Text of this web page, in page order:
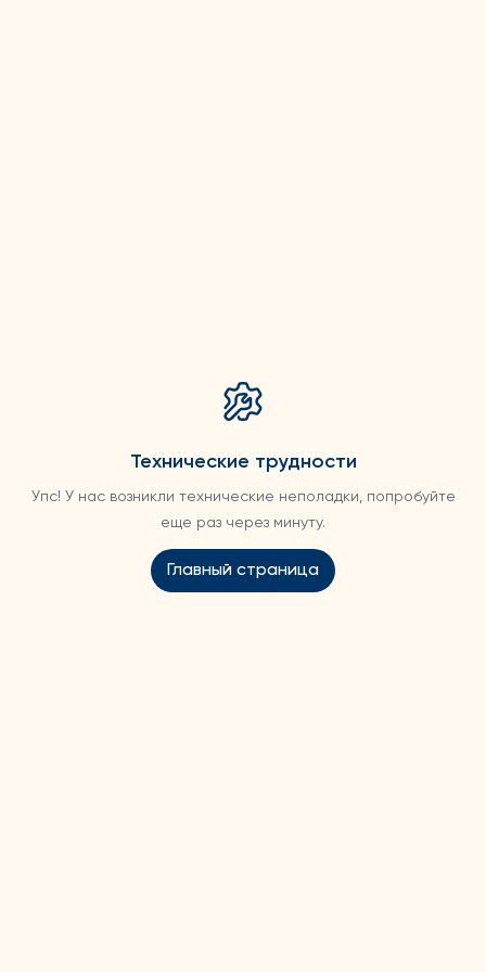
Технические трудности
Упс! У нас возникли технические неполадки, попробуйте
еще раз через минуту.
Главный страница